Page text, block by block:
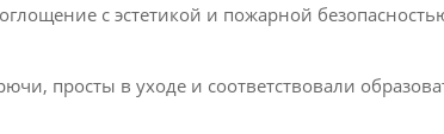
с эстетикой и пожарной
просты в уходе и соответствовали